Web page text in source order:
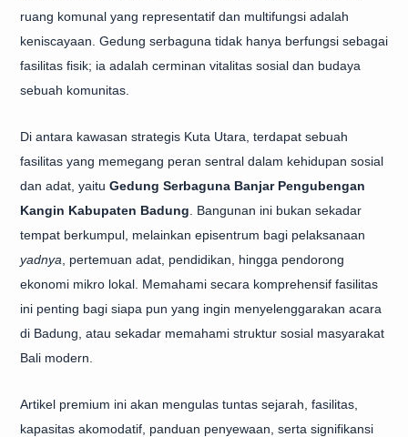
ruang komunal yang representatif dan multifungsi adalah
keniscayaan. Gedung serbaguna tidak hanya berfungsi sebagai
fasilitas fisik; ia adalah cerminan vitalitas sosial dan budaya
sebuah komunitas.
Di antara kawasan strategis Kuta Utara, terdapat sebuah
fasilitas yang memegang peran sentral dalam kehidupan sosial
dan adat, yaitu Gedung Serbaguna Banjar Pengubengan
Kangin Kabupaten Badung . Bangunan ini bukan sekadar
tempat berkumpul, melainkan episentrum bagi pelaksanaan
yadnya , pertemuan adat, pendidikan, hingga pendorong
ekonomi mikro lokal. Memahami secara komprehensif fasilitas
ini penting bagi siapa pun yang ingin menyelenggarakan acara
di Badung, atau sekadar memahami struktur sosial masyarakat
Bali modern.
Artikel premium ini akan mengulas tuntas sejarah, fasilitas,
kapasitas akomodatif, panduan penyewaan, serta signifikansi